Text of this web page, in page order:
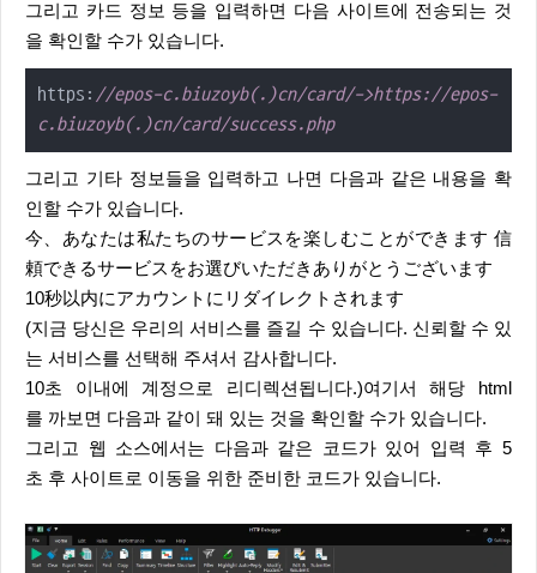
그리고 카드 정보 등을 입력하면 다음 사이트에 전송되는 것
을 확인할 수가 있습니다.
https: //epos-c.biuzoyb(.)cn/card/->https://epos-
c.biuzoyb(.)cn/card/success.php
그리고 기타 정보들을 입력하고 나면 다음과 같은 내용을 확
인할 수가 있습니다.
今、あなたは私たちのサービスを楽しむことができます 信
頼できるサービスをお選びいただきありがとうございます
10秒以内にアカウントにリダイレクトされます
(지금 당신은 우리의 서비스를 즐길 수 있습니다. 신뢰할 수 있
는 서비스를 선택해 주셔서 감사합니다.
10초 이내에 계정으로 리디렉션됩니다.)여기서 해당 html
를 까보면 다음과 같이 돼 있는 것을 확인할 수가 있습니다.
그리고 웹 소스에서는 다음과 같은 코드가 있어 입력 후 5
초 후 사이트로 이동을 위한 준비한 코드가 있습니다.